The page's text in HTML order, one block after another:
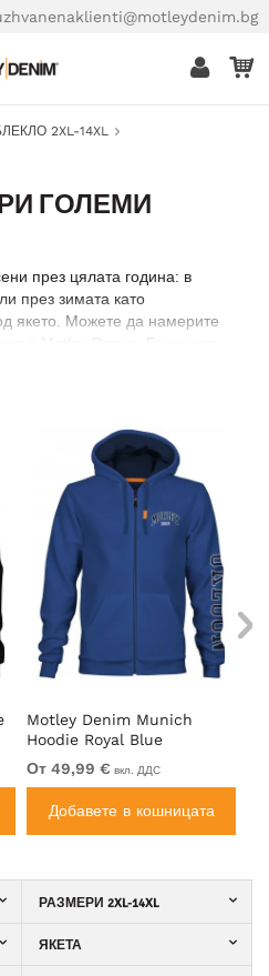
2XL-14XL
ГОЛЕМИ
през цялата година: в
през зимата като
якето. Можете да намерите
за ежедневието.
Motley Denim Munich
Hoodie Royal Blue
От 49,99 € вкл. ДДС
Добавете в кошницата
РАЗМЕРИ 2XL-14XL
ЯКЕТА